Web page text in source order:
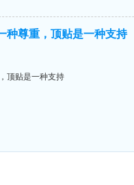
种尊重，顶贴是一种支持
顶贴是一种支持